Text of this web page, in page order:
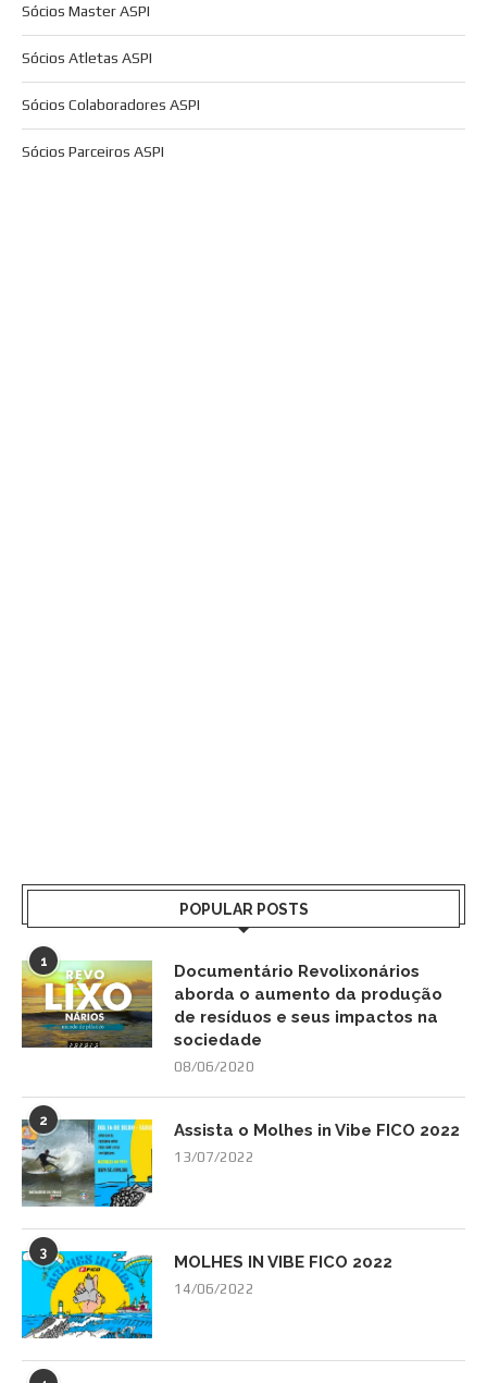
Sócios Master ASPI
Sócios Atletas ASPI
Sócios Colaboradores ASPI
Sócios Parceiros ASPI
POPULAR POSTS
1
Documentário Revolixonários
aborda o aumento da produção
de resíduos e seus impactos na
sociedade
08/06/2020
2 Assista o Molhes in Vibe FICO 2022
13/07/2022
3 MOLHES IN VIBE FICO 2022
14/06/2022